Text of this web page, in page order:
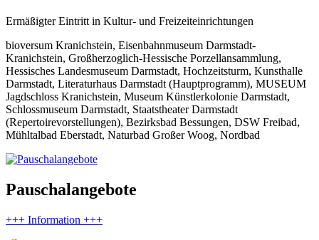
Ermäßigter Eintritt in Kultur- und Freizeiteinrichtungen
bioversum Kranichstein, Eisenbahnmuseum Darmstadt-
Kranichstein, Großherzoglich-Hessische Porzellansammlung,
Hessisches Landesmuseum Darmstadt, Hochzeitsturm, Kunsthalle
Darmstadt, Literaturhaus Darmstadt (Hauptprogramm), MUSEUM
Jagdschloss Kranichstein, Museum Künstlerkolonie Darmstadt,
Schlossmuseum Darmstadt, Staatstheater Darmstadt
(Repertoirevorstellungen), Bezirksbad Bessungen, DSW Freibad,
Mühltalbad Eberstadt, Naturbad Großer Woog, Nordbad
Pauschalangebote
+++ Information +++